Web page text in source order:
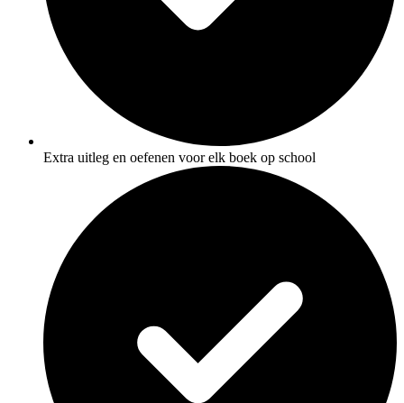
Extra uitleg en oefenen voor elk boek op school